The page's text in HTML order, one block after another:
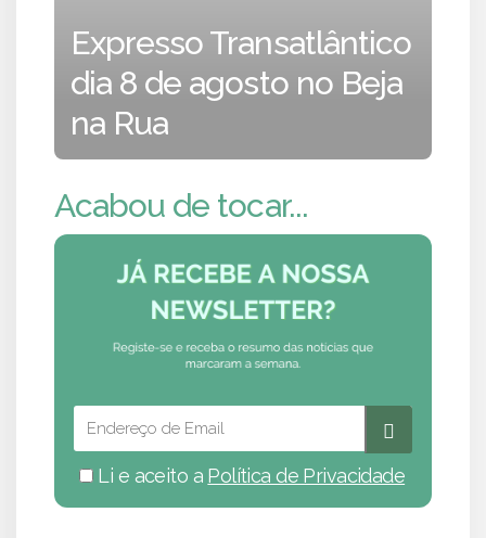
Expresso Transatlântico
dia 8 de agosto no Beja
na Rua
Acabou de tocar...
Li e aceito a Política de Privacidade